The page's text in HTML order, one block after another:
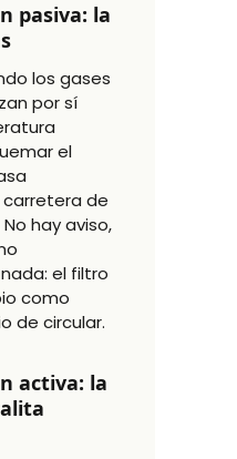
pasiva: la
los gases
por sí
el
de
hay aviso,
el filtro
como
de circular.
activa: la